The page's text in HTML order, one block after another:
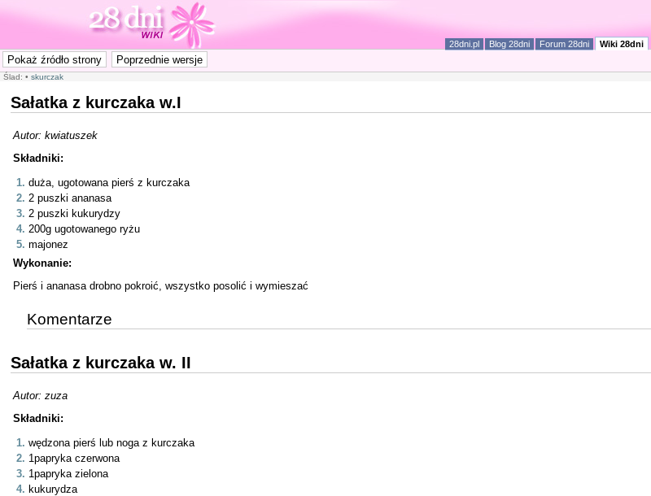
28dni.pl Blog 28dni Forum 28dni Wiki 28dni
Ślad: • skurczak
Sałatka z kurczaka w.I
Autor: kwiatuszek
Składniki:
duża, ugotowana pierś z kurczaka
2 puszki ananasa
2 puszki kukurydzy
200g ugotowanego ryżu
majonez
Wykonanie:
Pierś i ananasa drobno pokroić, wszystko posolić i wymieszać
Komentarze
Sałatka z kurczaka w. II
Autor: zuza
Składniki:
wędzona pierś lub noga z kurczaka
1papryka czerwona
1papryka zielona
kukurydza